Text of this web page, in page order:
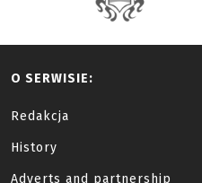
O SERWISIE:
Redakcja
History
Adverts and partnership